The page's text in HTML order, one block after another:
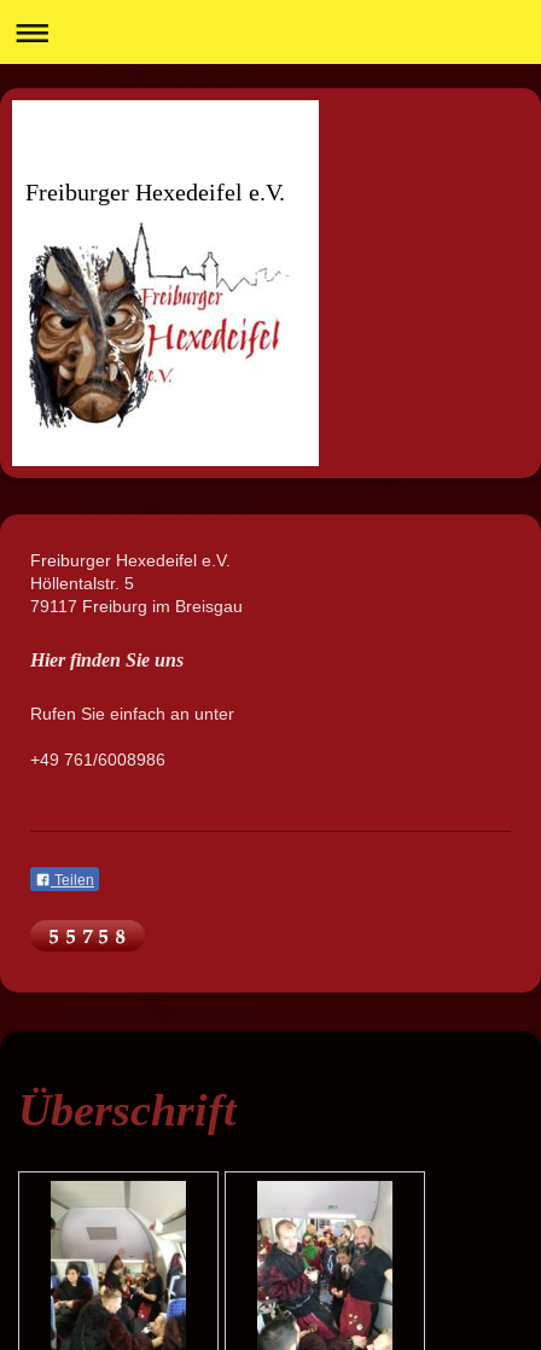
Freiburger Hexedeifel e.V.
Freiburger Hexedeifel e.V.
Höllentalstr. 5
79117 Freiburg im Breisgau
Hier finden Sie uns
Rufen Sie einfach an unter
+49 761/6008986
Teilen
Überschrift